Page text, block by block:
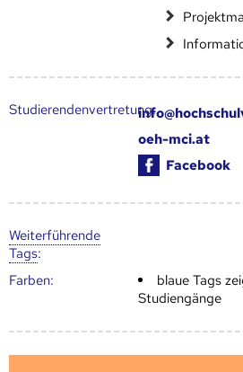
Studierendenvertretung:
oeh-mci.at
Facebook
Weiter­führende
Tags:
Farben:
blaue Tags
Studiengänge